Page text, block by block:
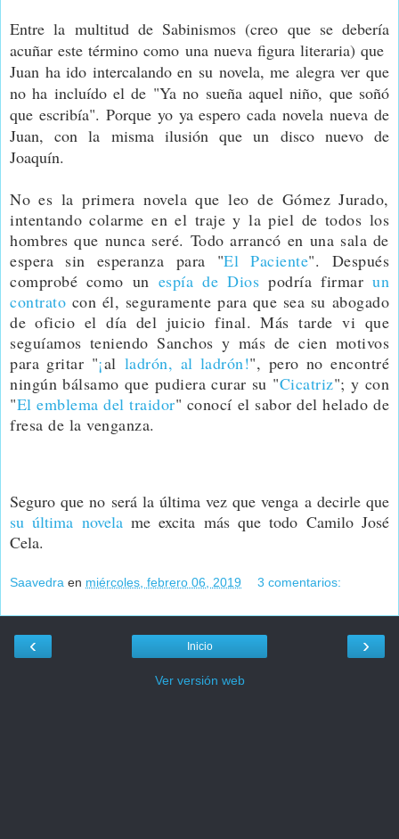
Entre la multitud de Sabinismos (creo que se debería
acuñar este término como una nueva figura literaria) que
Juan ha ido intercalando en su novela, me alegra ver que
no ha incluído el de "Ya no sueña aquel niño, que soñó
que escribía". Porque yo ya espero cada novela nueva de
Juan, con la misma ilusión que un disco nuevo de
Joaquín.
No es la primera novela que leo de Gómez Jurado,
intentando colarme en el traje y la piel de todos los
hombres que nunca seré. Todo arrancó en una sala de
espera sin esperanza para "El Paciente". Después
comprobé como un espía de Dios podría firmar un
contrato con él, seguramente para que sea su abogado
de oficio el día del juicio final. Más tarde vi que
seguíamos teniendo Sanchos y más de cien motivos
para gritar "¡al ladrón, al ladrón!", pero no encontré
ningún bálsamo que pudiera curar su "Cicatriz"; y con
"El emblema del traidor" conocí el sabor del helado de
fresa de la venganza.
Seguro que no será la última vez que venga a decirle que
su última novelame excita más que todo Camilo José
Cela.
Saavedra en miércoles, febrero 06, 2019 3 comentarios:
‹ ›
Inicio
Ver versión web